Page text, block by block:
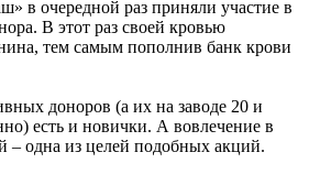
в очередной раз приняли участие в
В этот раз своей кровью
тем самым пополнив банк крови
доноров (а их на заводе 20 и
есть и новички. А вовлечение в
– одна из целей подобных акций.